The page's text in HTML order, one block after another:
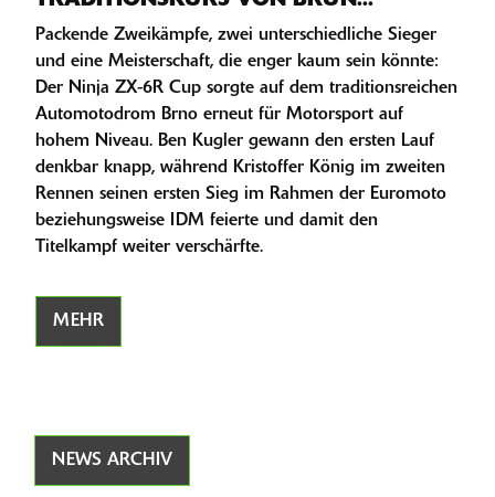
Packende Zweikämpfe, zwei unterschiedliche Sieger
und eine Meisterschaft, die enger kaum sein könnte:
Der Ninja ZX-6R Cup sorgte auf dem traditionsreichen
Automotodrom Brno erneut für Motorsport auf
hohem Niveau. Ben Kugler gewann den ersten Lauf
denkbar knapp, während Kristoffer König im zweiten
Rennen seinen ersten Sieg im Rahmen der Euromoto
beziehungsweise IDM feierte und damit den
Titelkampf weiter verschärfte.
MEHR
NEWS ARCHIV